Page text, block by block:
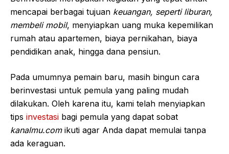
mencapai berbagai tujuan keuangan, seperti liburan,
membeli mobil, menyiapkan uang muka kepemilikan
rumah atau apartemen, biaya pernikahan, biaya
pendidikan anak, hingga dana pensiun.
Pada umumnya pemain baru, masih bingun cara
berinvestasi untuk pemula yang paling mudah
dilakukan. Oleh karena itu, kami telah menyiapkan
tips investasi bagi pemula yang dapat sobat
kanalmu.comikuti agar Anda dapat memulai tanpa
ada keraguan.